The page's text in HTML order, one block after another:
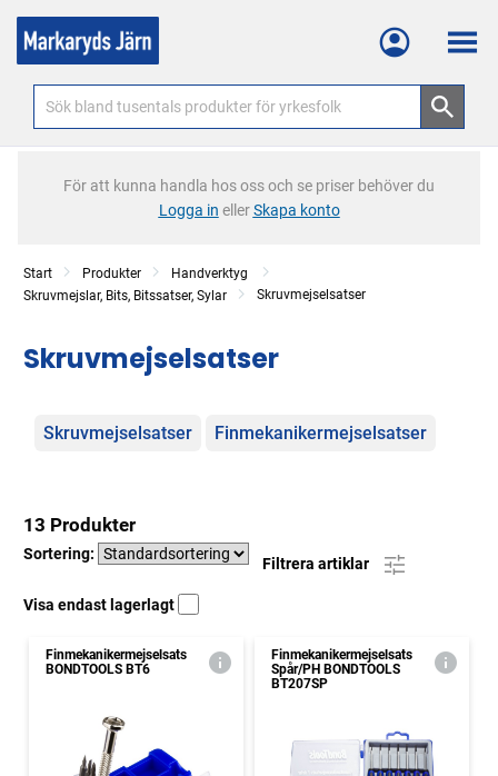
Meny
För att kunna handla hos oss och se priser behöver du
Logga in ellerSkapa konto
Start Produkter
Handverktyg
Skruvmejslar, Bits, Bitssatser, Sylar
Skruvmejselsatser
Skruvmejselsatser
Kategorier
Skruvmejselsatser Finmekanikermejselsatser
13 Produkter
Sortering:
Filtrera artiklar
Visa endast lagerlagt
Finmekanikermejselsats
BONDTOOLS BT6
Finmekanikermejselsats
Spår/PH BONDTOOLS
BT207SP